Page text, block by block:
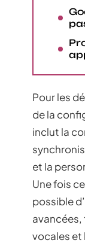
Pour les
de la
inclut la
et la
Une fois
possible
avancées,
vocales et